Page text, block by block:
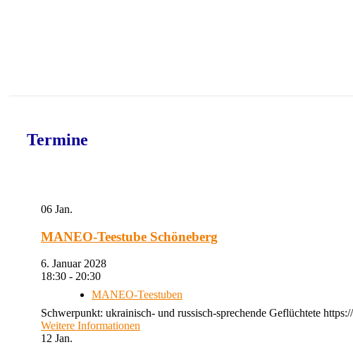
Termine
06 Jan.
MANEO-Teestube Schöneberg
6. Januar 2028
18:30 - 20:30
MANEO-Teestuben
Schwerpunkt: ukrainisch- und russisch-sprechende Geflüchtete
Weitere Informationen
12 Jan.